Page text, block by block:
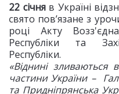
22 січняв Україні
свято пов’язане з
році Акту
Республіки та
Республіки.
«Віднині зливаються
частини України –
та Придніпрянська